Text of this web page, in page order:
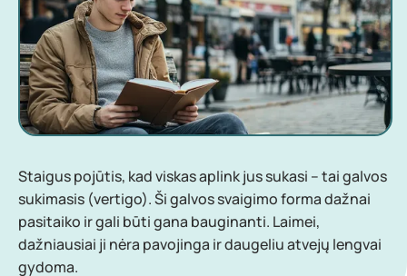
Staigus pojūtis, kad viskas aplink jus sukasi – tai galvos
sukimasis (vertigo). Ši galvos svaigimo forma dažnai
pasitaiko ir gali būti gana bauginanti. Laimei,
dažniausiai ji nėra pavojinga ir daugeliu atvejų lengvai
gydoma.